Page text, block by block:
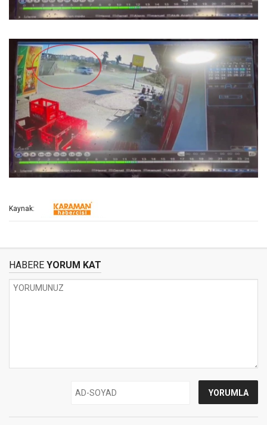
Kaynak:
HABERE YORUM KAT